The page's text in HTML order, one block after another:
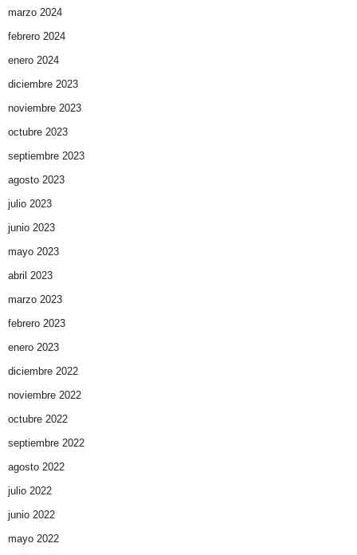
marzo 2024
febrero 2024
enero 2024
diciembre 2023
noviembre 2023
octubre 2023
septiembre 2023
agosto 2023
julio 2023
junio 2023
mayo 2023
abril 2023
marzo 2023
febrero 2023
enero 2023
diciembre 2022
noviembre 2022
octubre 2022
septiembre 2022
agosto 2022
julio 2022
junio 2022
mayo 2022